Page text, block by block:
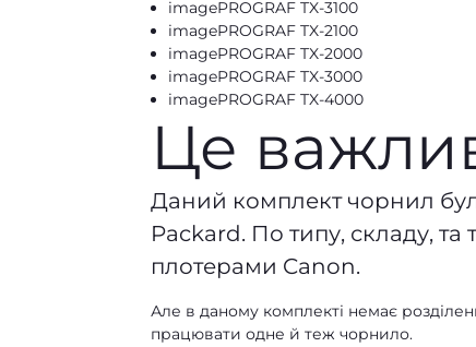
imagePROGRAF TX-3100
imagePROGRAF TX-2100
imagePROGRAF TX-2000
imagePROGRAF TX-3000
imagePROGRAF TX-4000
Це
Даний комплект чорнил
Packard. По типу, складу, та
плотерами Canon.
Але в даному комплекті немає
працювати одне й теж чорнило.